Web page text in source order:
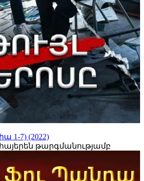
1-7) (2022)
թարգմանությամբ